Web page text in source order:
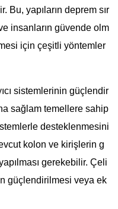
yapıların deprem sır
insanların güvende olm
için çeşitli yöntemler
sistemlerinin güçlendir
sağlam temellere sahip
desteklenmesini
kolon ve kirişlerin g
gerekebilir. Çeli
güçlendirilmesi veya ek